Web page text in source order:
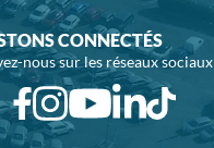
CONNECTÉS
nous sur les réseaux sociaux